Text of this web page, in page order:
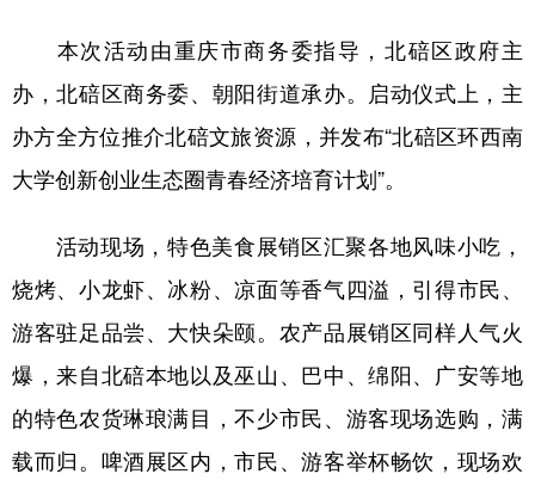
本次活动由重庆市商务委指导，北碚区政府主
办，北碚区商务委、朝阳街道承办。启动仪式上，主
办方全方位推介北碚文旅资源，并发布“北碚区环西南
大学创新创业生态圈青春经济培育计划”。
活动现场，特色美食展销区汇聚各地风味小吃，
烧烤、小龙虾、冰粉、凉面等香气四溢，引得市民、
游客驻足品尝、大快朵颐。农产品展销区同样人气火
爆，来自北碚本地以及巫山、巴中、绵阳、广安等地
的特色农货琳琅满目，不少市民、游客现场选购，满
载而归。啤酒展区内，市民、游客举杯畅饮，现场欢